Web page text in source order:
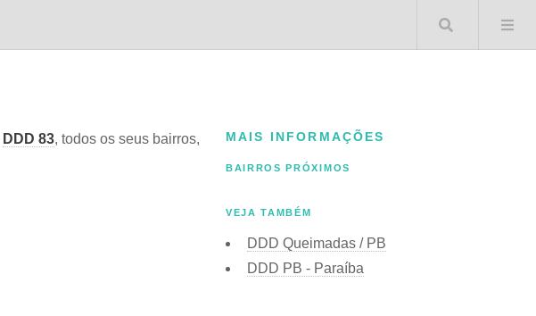
Buscar
DDD 83, todos os seus bairros,
MAIS INFORMAÇÕES
BAIRROS PRÓXIMOS
VEJA TAMBÉM
DDD Queimadas / PB
DDD PB - Paraíba